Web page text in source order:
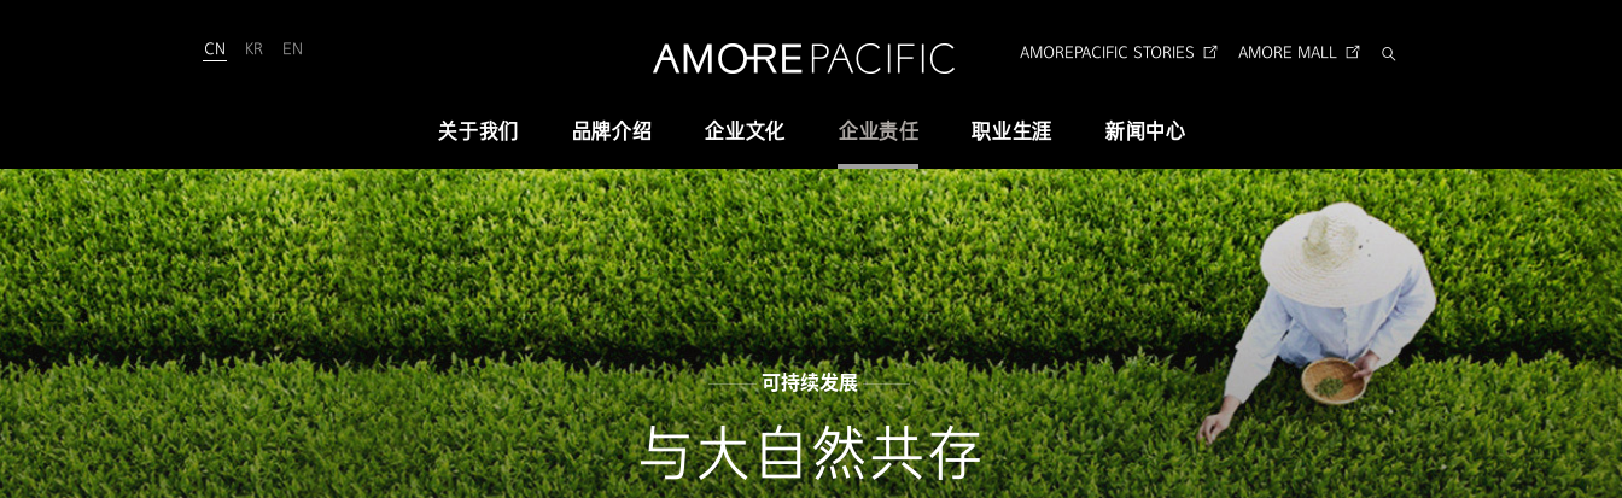
CN KR EN AMOREPACIFIC STORIES AMORE MALL
关于我们
关于我们
爱茉莉太平洋致力于“铸就美丽世界
（We Make A MORE Beautiful
World）”。承载80余年引领美与健康
的使命，正开创名为“New Beauty”
的美之未来，让全世界所有人跨越年
龄、性别与文化的界限，实现属于自
己的美丽。
Amorepacific
创业故事
历史沿革
我们的价值观
研究与创新
研发
供应链管理(SCM)
全域长寿科学
视觉识别
企业形象识别
Arita 字体
品牌介绍 企业文化 企业责任 职业生涯 新闻中心
可持续发展
与大自然共存